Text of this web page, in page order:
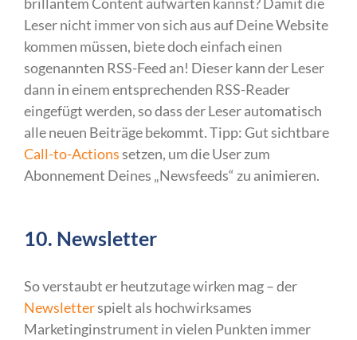
Leser nicht immer von sich aus auf Deine Website
kommen müssen, biete doch einfach einen
sogenannten RSS-Feed an! Dieser kann der Leser
dann in einem entsprechenden RSS-Reader
eingefügt werden, so dass der Leser automatisch
alle neuen Beiträge bekommt. Tipp: Gut sichtbare
Call-to-Actionssetzen, um die User zum
Abonnement Deines „Newsfeeds“ zu animieren.
10. Newsletter
So verstaubt er heutzutage wirken mag – der
Newsletterspielt als hochwirksames
Marketinginstrument in vielen Punkten immer